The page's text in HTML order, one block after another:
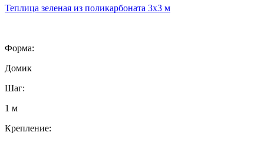
Теплица зеленая из поликарбоната 3х3 м
Форма:
Домик
Шаг:
1 м
Крепление: